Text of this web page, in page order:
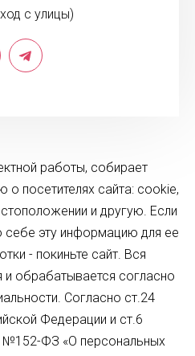
с улицы)
работы, собирает
посетителях сайта: cookie,
и другую. Если
себе эту информацию для ее
- покиньте сайт. Вся
обрабатывается согласно
Согласно ст.24
Федерации и ст.6
№152-ФЗ «О персональных